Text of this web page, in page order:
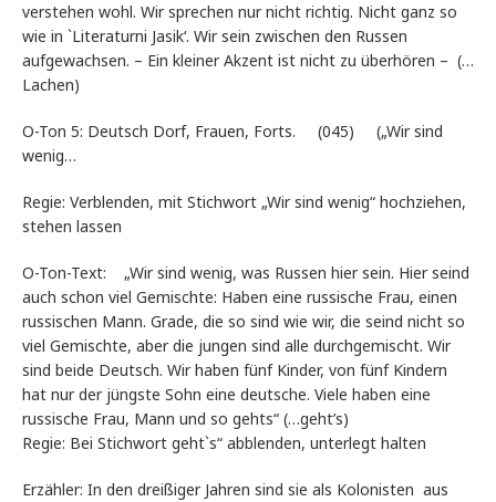
verstehen wohl. Wir sprechen nur nicht richtig. Nicht ganz so
wie in `Literaturni Jasik‘. Wir sein zwischen den Russen
aufgewachsen. – Ein kleiner Akzent ist nicht zu überhören – (…
Lachen)
O-Ton 5: Deutsch Dorf, Frauen, Forts. (045) („Wir sind
wenig…
Regie: Verblenden, mit Stichwort „Wir sind wenig“ hochziehen,
stehen lassen
O-Ton-Text: „Wir sind wenig, was Russen hier sein. Hier seind
auch schon viel Gemischte: Haben eine russische Frau, einen
russischen Mann. Grade, die so sind wie wir, die seind nicht so
viel Gemischte, aber die jungen sind alle durchgemischt. Wir
sind beide Deutsch. Wir haben fünf Kinder, von fünf Kindern
hat nur der jüngste Sohn eine deutsche. Viele haben eine
russische Frau, Mann und so gehts“ (…geht’s)
Regie: Bei Stichwort geht`s“ abblenden, unterlegt halten
Erzähler: In den dreißiger Jahren sind sie als Kolonisten aus